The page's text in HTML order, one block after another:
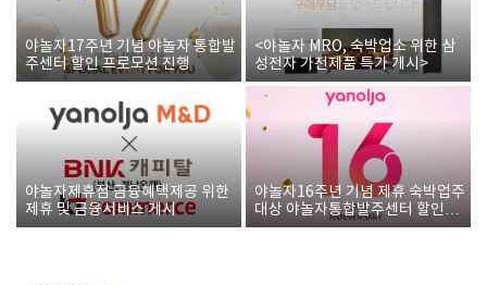
야놀자17주년 기념 야놀자 통합발
주센터 할인 프로모션 진행
<야놀자 MRO, 숙박업소 위한 삼
성전자 가전제품 특가 개시>
야놀자제휴점 금융혜택제공 위한
제휴 및 금융서비스 게시
야놀자16주년 기념 제휴 숙박업주
대상 야놀자통합발주센터 할인쿠
폰 증정